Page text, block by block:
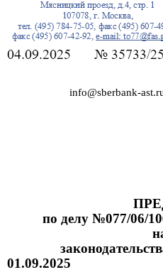
info@sberbank-
по делу№077/06/
01.09.2025